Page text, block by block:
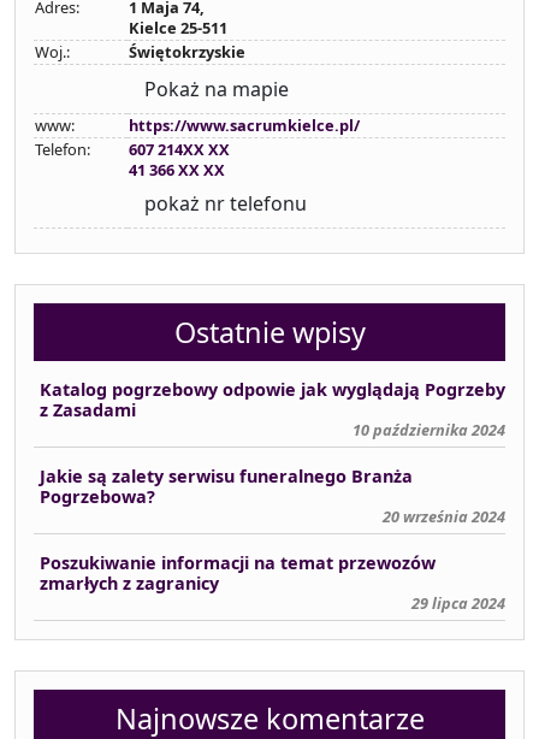
Adres:
1 Maja 74,
Kielce 25-511
Woj.:
Świętokrzyskie
Pokaż na mapie
www:
https://www.sacrumkielce.pl/
Telefon:
607 214XX XX
41 366 XX XX
pokaż nr telefonu
Ostatnie wpisy
Katalog pogrzebowy odpowie jak wyglądają Pogrzeby
z Zasadami
10 października 2024
Jakie są zalety serwisu funeralnego Branża
Pogrzebowa?
20 września 2024
Poszukiwanie informacji na temat przewozów
zmarłych z zagranicy
29 lipca 2024
Najnowsze komentarze